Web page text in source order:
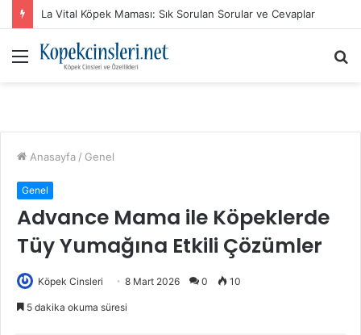
La Vital Köpek Maması: Sık Sorulan Sorular ve Cevaplar
Menü
Anasayfa / Genel
Genel
Advance Mama ile Köpeklerde
Tüy Yumağına Etkili Çözümler
Köpek Cinsleri 8 Mart 2026 0 10
5 dakika okuma süresi